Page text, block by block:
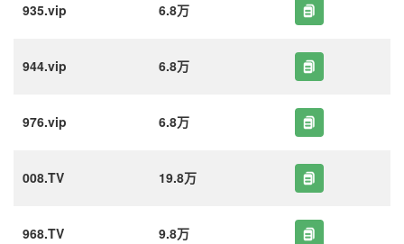
935.vip 6.8万
944.vip 6.8万
976.vip 6.8万
008.TV 19.8万
968.TV 9.8万